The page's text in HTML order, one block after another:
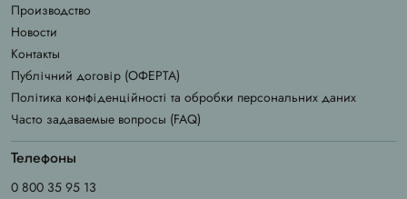
Производство
Новости
Контакты
Публічний договір (ОФЕРТА)
Політика конфіденційності та обробки персональних даних
Часто задаваемые вопросы (FAQ)
Телефоны
0 800 35 95 13